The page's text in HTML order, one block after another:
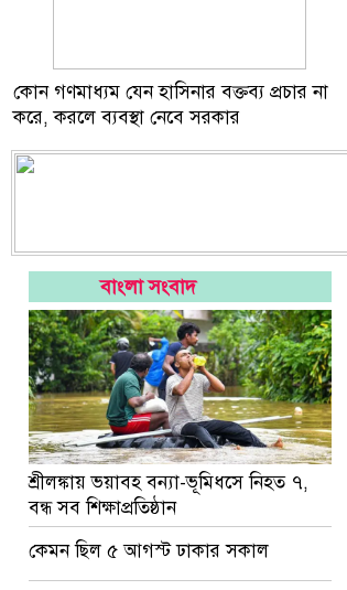
মার্কিন জোটের বিরুদ্ধে উত্তর
গুরুতর অভিযোগ
জবিতে শিবির-ছাত্রদল সংঘর্ষ,
কোটির বাজারে প্রবেশের
হাজ্জাজ
কক্সবাজারে ঝুঁকিপূর্ণ
সরকারকে লিগ্যাল নোটিশ
কোন গণমাধ্যম যেন হাসিনার বক্তব্য প্রচার না
করে, করলে ব্যবস্থা নেবে সরকার
বাংলা সংবাদ
শ্রীলঙ্কায় ভয়াবহ বন্যা-ভূমিধসে নিহত ৭,
বন্ধ সব শিক্ষাপ্রতিষ্ঠান
কেমন ছিল ৫ আগস্ট ঢাকার সকাল